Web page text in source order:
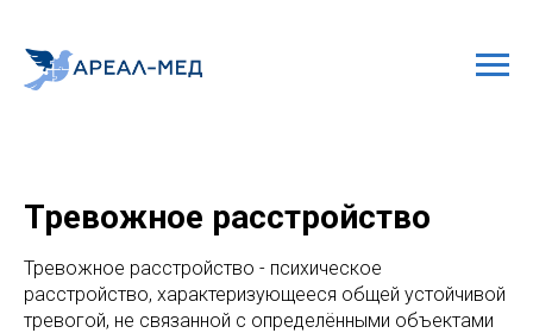
Тревожное расстройство
Тревожное расстройство - психическое
расстройство, характеризующееся общей устойчивой
тревогой, не связанной с определёнными объектами